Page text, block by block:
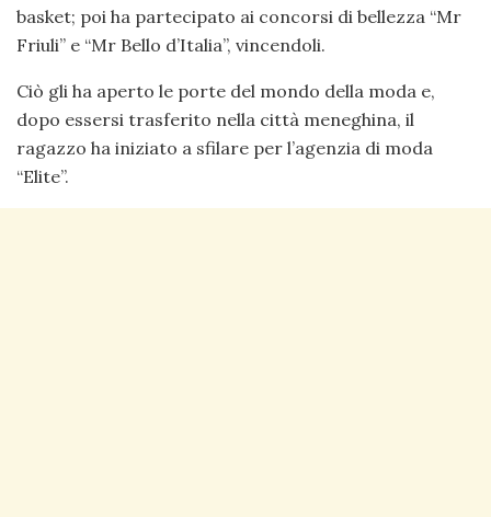
basket; poi ha partecipato ai concorsi di bellezza “Mr
Friuli” e “Mr Bello d’Italia”, vincendoli.
Ciò gli ha aperto le porte del mondo della moda e,
dopo essersi trasferito nella città meneghina, il
ragazzo ha iniziato a sfilare per l’agenzia di moda
“Elite”.